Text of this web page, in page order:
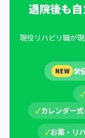
退院後も
現役リハビリ職が
NEW 🛠
✓
✓カレンダー
✓お薬・リ